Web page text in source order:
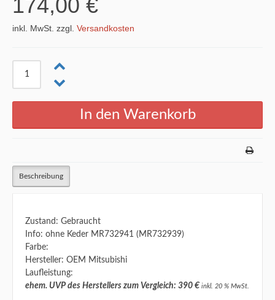
174,00 €
inkl. MwSt. zzgl. Versandkosten
Beschreibung
Zustand: Gebraucht
Info: ohne Keder MR732941 (MR732939)
Farbe:
Hersteller: OEM Mitsubishi
Laufleistung:
ehem. UVP des Herstellers zum Vergleich: 390 € inkl. 20 % MwSt.